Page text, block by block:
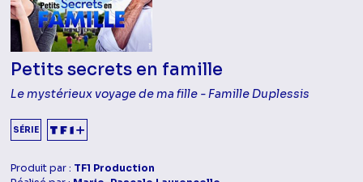
Petits secrets en famille
Le mystérieux voyage de ma fille - Famille Duplessis
SÉRIE
Produit par : TF1 Production